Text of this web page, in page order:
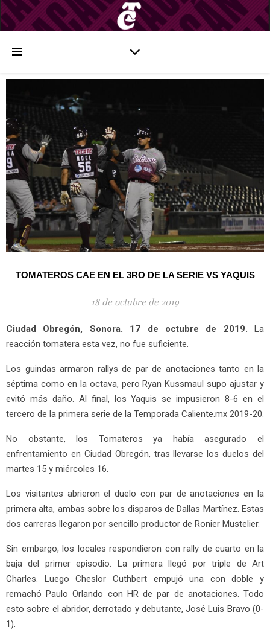
TOMATEROS CAE EN EL 3RO DE LA SERIE VS YAQUIS
18 de octubre de 2019
Ciudad Obregón, Sonora. 17 de octubre de 2019. La
reacción tomatera esta vez, no fue suficiente.
Los guindas armaron rallys de par de anotaciones tanto en la
séptima como en la octava, pero Ryan Kussmaul supo ajustar y
evitó más daño. Al final, los Yaquis se impusieron 8-6 en el
tercero de la primera serie de la Temporada Caliente.mx 2019-20.
No obstante, los Tomateros ya había asegurado el
enfrentamiento en Ciudad Obregón, tras llevarse los duelos del
martes 15 y miércoles 16.
Los visitantes abrieron el duelo con par de anotaciones en la
primera alta, ambas sobre los disparos de Dallas Martínez. Estas
dos carreras llegaron por sencillo productor de Ronier Mustelier.
Sin embargo, los locales respondieron con rally de cuarto en la
baja del primer episodio. La primera llegó por triple de Art
Charles. Luego Cheslor Cuthbert empujó una con doble y
remachó Paulo Orlando con HR de par de anotaciones. Todo
esto sobre el abridor, derrotado y debutante, José Luis Bravo (0-
1).